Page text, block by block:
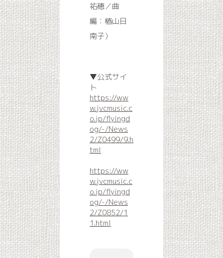
祐穂／曲
編：椿山日
南子）
▼公式サイ
ト
https://ww
w.jvcmusic.c
o.jp/flyingd
og/-/News
2/Z0499/9.h
tml
https://ww
w.jvcmusic.c
o.jp/flyingd
og/-/News
2/Z0852/1
1.html